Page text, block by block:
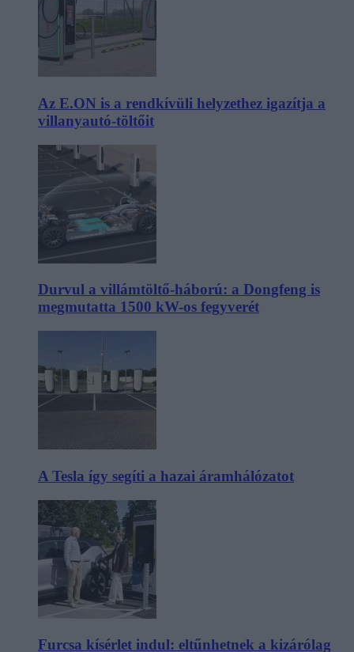
Az E.ON is a rendkívüli helyzethez igazítja a
villanyautó-töltőit
Durvul a villámtöltő-háború: a Dongfeng is
megmutatta 1500 kW-os fegyverét
A Tesla így segíti a hazai áramhálózatot
Furcsa kísérlet indul: eltűnhetnek a kizárólag